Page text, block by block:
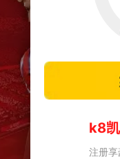
k8
注册享